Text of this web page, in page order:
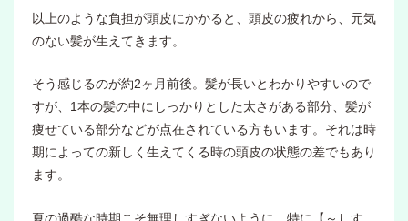
以上のような負担が頭皮にかかると、頭皮の疲れから、元気
のない髪が生えてきます。
そう感じるのが約2ヶ月前後。髪が長いとわかりやすいので
すが、1本の髪の中にしっかりとした太さがある部分、髪が
痩せている部分などが点在されている方もいます。それは時
期によっての新しく生えてくる時の頭皮の状態の差でもあり
ます。
夏の過酷な時期こそ無理しすぎないように、特に【～しす